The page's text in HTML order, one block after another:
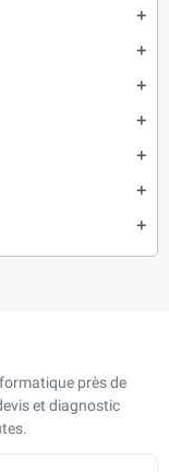
add
add
add
add
add
add
add
près de
et diagnostic